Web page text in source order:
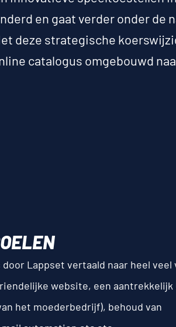
en gaat verder onder de
deze strategische
catalogus omgebouwd
door Lappset vertaald naar heel
website, een aantrekkelijk
het moederbedrijf), behoud van